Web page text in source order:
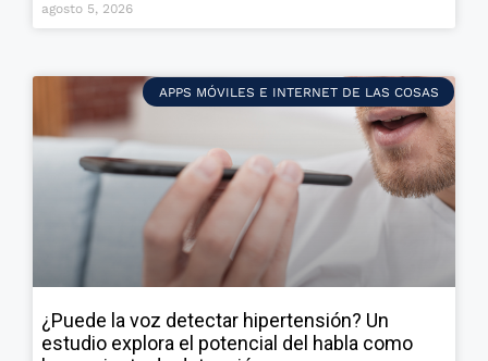
agosto 5, 2026
APPS MÓVILES E INTERNET DE LAS COSAS
¿Puede la voz detectar hipertensión? Un
estudio explora el potencial del habla como